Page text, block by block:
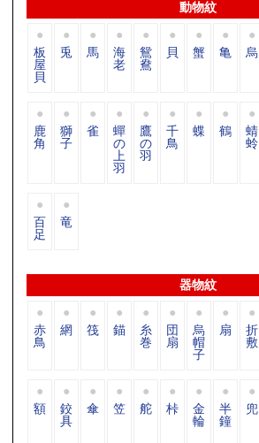
動物紋
板
屋
貝
兎 馬 海
老
鴛
鴦
貝 蟹 亀 烏
鹿
角
獅
子
雀 蟬
の
上
羽
鷹
の
羽
千
鳥
蝶 鶴 蜻
蛉
百
足
竜
器物紋
赤
鳥
網 筏 錨 糸
巻
団
扇
烏
帽
子
扇 折
敷
額 鉸
具
傘 笠 舵 桛 金
輪
半
鐘
兜